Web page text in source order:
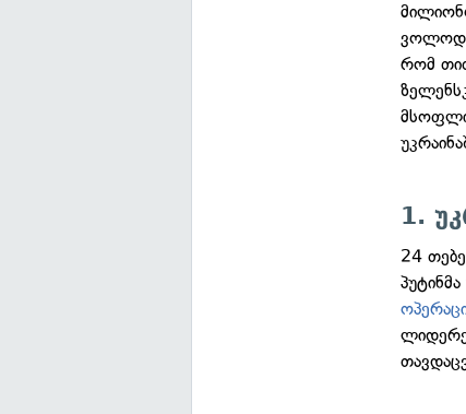
რომ
1.
24